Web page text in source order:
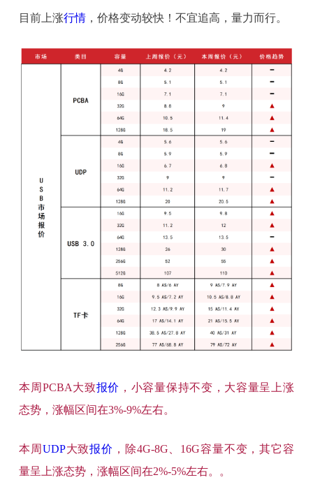
目前上涨行情 ，价格变动较快！不宜追高，量力而行。
本周PCBA大致报价 ，小容量保持不变，大容量呈上涨
态势，涨幅区间在3%-9%左右。
本周 UDP大致报价 ，除4G-8G、16G容量不变，其它容
量呈上涨态势，涨幅区间在2%-5%左右。。